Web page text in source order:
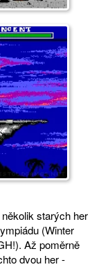
starých her
(Winter
Až poměrně
dvou her -